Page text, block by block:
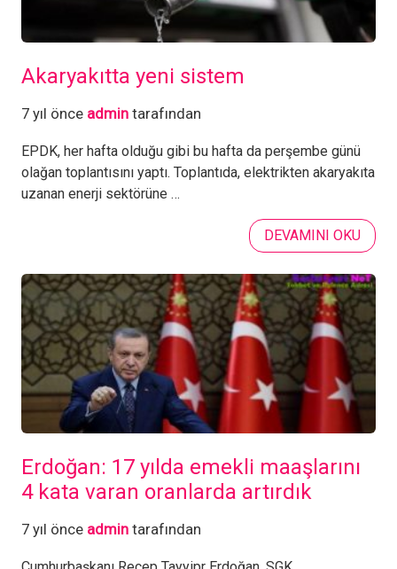
Akaryakıtta yeni sistem
7 yıl önce admin tarafından
EPDK, her hafta olduğu gibi bu hafta da perşembe günü
olağan toplantısını yaptı. Toplantıda, elektrikten akaryakıta
uzanan enerji sektörüne …
DEVAMINI OKU
Erdoğan: 17 yılda emekli maaşlarını
4 kata varan oranlarda artırdık
7 yıl önce admin tarafından